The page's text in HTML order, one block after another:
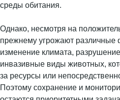
среды обитания.
Однако, несмотря на
прежнему угрожают различные
изменение климата,
инвазивные виды животных,
за ресурсы или
Поэтому сохранение и